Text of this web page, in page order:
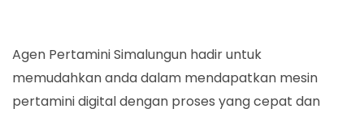
Simalungun
Agen Pertamini Simalungun hadir untuk
memudahkan anda dalam mendapatkan mesin
pertamini digital dengan proses yang cepat dan